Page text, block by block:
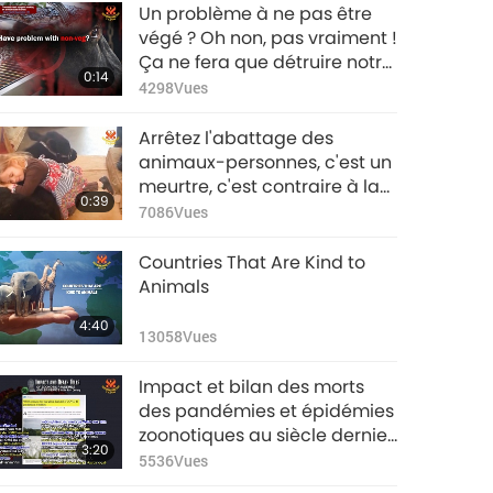
3:31
GRANDS
CHANGEMENTS POUR
LES ANIMAUX-
PERSONNES Octobre
3845
3:25
GRANDS
CHANGEMENTS POUR
LES ANIMAUX-
PERSONNES
partie 1/3
4499
GRANDS
CHANGEMENTS POUR
PERSONNES
partie 2/3
3828
3:18
GRANDS
CHANGEMENTS POUR
LES ANIMAUX-
PERSONNES
3756
0:14
Un problème à ne pas être
végé ? Oh non, pas vraiment !
Ça ne fera que détruire notre
monde. Donc, nous n’aurons
4298Vues
0:39
Arrêtez l'abattage des
animaux-personnes, c'est un
meurtre, c'est contraire à la
loi de Dieu – 1ème partie
7086Vues
4:40
Countries That Are Kind to
Animals
13058Vues
3:20
Impact et bilan des morts
des pandémies et épidémies
zoonotiques au siècle dernier
(estimation)
5536Vues